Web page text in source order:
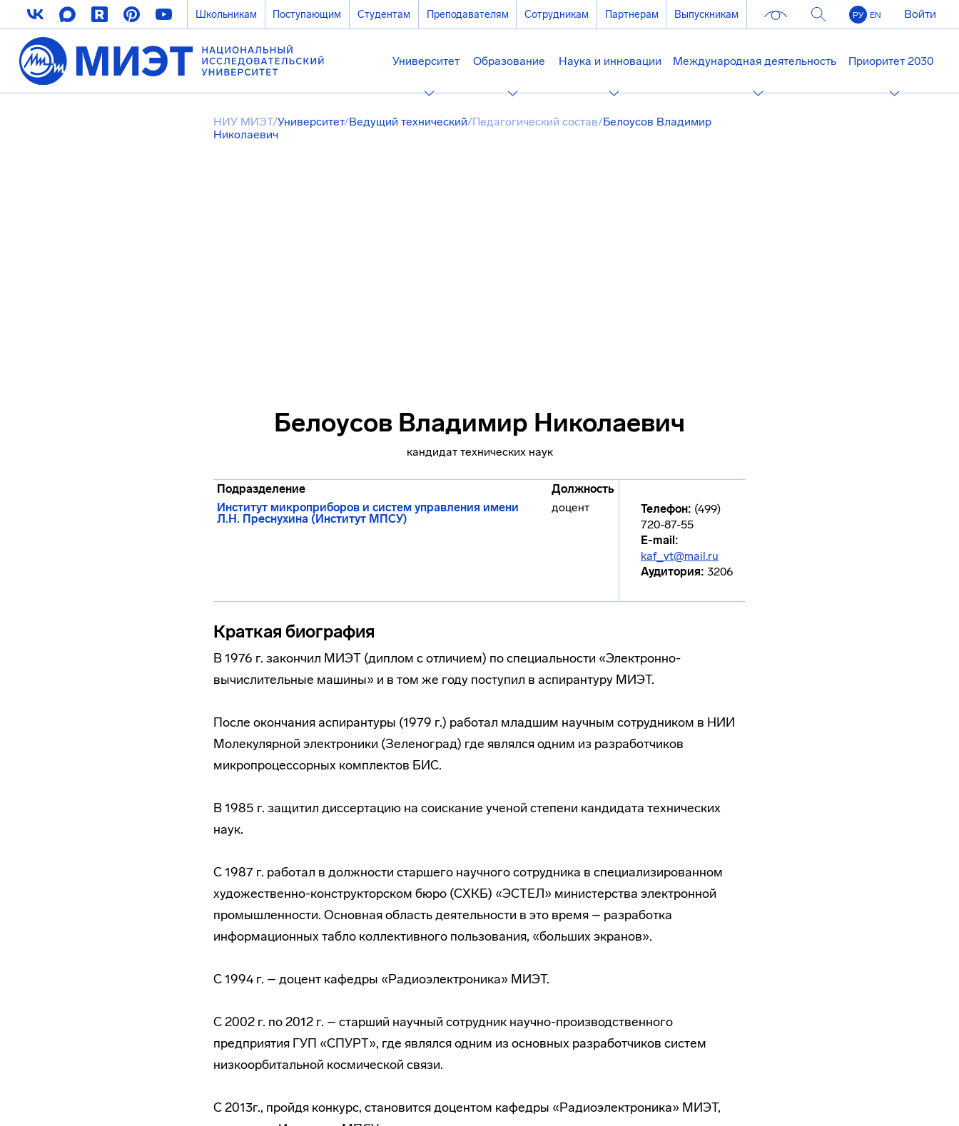
Школьникам Поступающим Студентам Преподавателям Сотрудникам Партнерам Выпускникам РУ EN Войти
Университет Образование Наука и инновации Международная деятельность Приоритет 2030
НИУ МИЭТ/Университет/Ведущий технический/Педагогический состав/Белоуcов Владимир
Николаевич
Белоуcов Владимир Николаевич
кандидат технических наук
Подразделение
Должность
Институт микроприборов и систем управления имени
Л.Н. Преснухина (Институт МПСУ)
доцент Телефон: (499)
720-87-55
E-mail:
kaf_vt@mail.ru
Аудитория: 3206
Краткая биография
В 1976 г. закончил МИЭТ (диплом с отличием) по специальности «Электронно-
вычислительные машины» и в том же году поступил в аспирантуру МИЭТ.
После окончания аспирантуры (1979 г.) работал младшим научным сотрудником в НИИ
Молекулярной электроники (Зеленоград) где являлся одним из разработчиков
микропроцессорных комплектов БИС.
В 1985 г. защитил диссертацию на соискание ученой степени кандидата технических
наук.
С 1987 г. работал в должности старшего научного сотрудника в специализированном
художественно-конструкторском бюро (СХКБ) «ЭСТЕЛ» министерства электронной
промышленности. Основная область деятельности в это время – разработка
информационных табло коллективного пользования, «больших экранов».
С 1994 г. – доцент кафедры «Радиоэлектроника» МИЭТ.
С 2002 г. по 2012 г. – старший научный сотрудник научно-производственного
предприятия ГУП «СПУРТ», где являлся одним из основных разработчиков систем
низкоорбитальной космической связи.
С 2013г., пройдя конкурс, становится доцентом кафедры «Радиоэлектроника» МИЭТ,